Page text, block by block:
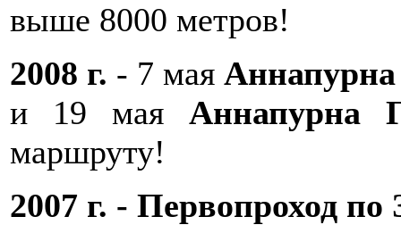
выше 8000 метров!
2008 г. - 7 мая Аннапурна
и 19 мая Аннапурна
маршруту!
2007 г. - Первопроход